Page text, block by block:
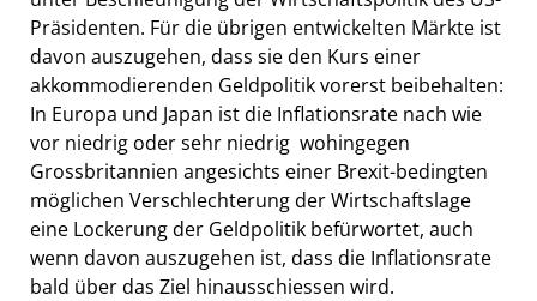
Präsidenten. Für die übrigen entwickelten Märkte ist
davon auszugehen, dass sie den Kurs einer
akkommodierenden Geldpolitik vorerst beibehalten:
In Europa und Japan ist die Inflationsrate nach wie
vor niedrig oder sehr niedrig  wohingegen
Grossbritannien angesichts einer Brexit-bedingten
möglichen Verschlechterung der Wirtschaftslage
eine Lockerung der Geldpolitik befürwortet, auch
wenn davon auszugehen ist, dass die Inflationsrate
bald über das Ziel hinausschiessen wird.